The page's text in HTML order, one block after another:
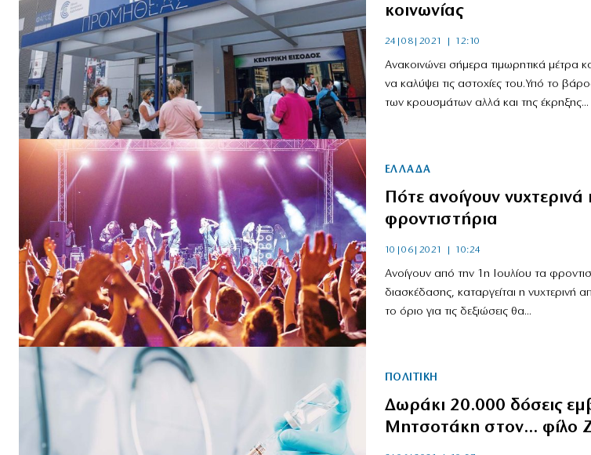
κοινωνίας
24|08|2021 | 12:10
Ανακοινώνει σήμερα τιμωρητικά μέτρα
να καλύψει τις αστοχίες του.Υπό το
των κρουσμάτων αλλά και της έκρηξης...
ΕΛΛΑΔΑ
Πότε ανοίγουν νυχτερινά
φροντιστήρια
10|06|2021 | 10:24
Ανοίγουν από την 1η Ιουλίου τα
διασκέδασης, καταργείται η νυχτερινή
το όριο για τις δεξιώσεις θα...
ΠΟΛΙΤΙΚΗ
Δωράκι 20.000 δόσεις
Μητσοτάκη στον… φίλο